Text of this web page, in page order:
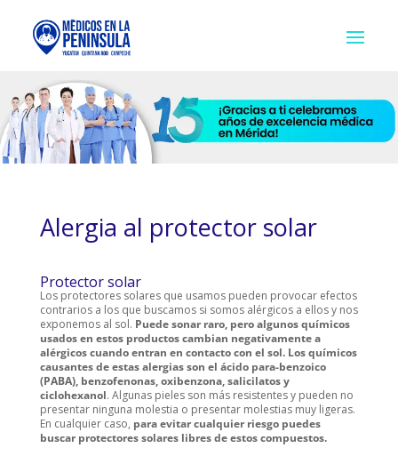
Alergia al protector solar
Protector solar
Los protectores solares que usamos pueden provocar efectos
contrarios a los que buscamos si somos alérgicos a ellos y nos
exponemos al sol. Puede sonar raro, pero algunos químicos
usados en estos productos cambian negativamente a
alérgicos cuando entran en contacto con el sol. Los químicos
causantes de estas alergias son el ácido para-benzoico
(PABA), benzofenonas, oxibenzona, salicilatos y
ciclohexanol. Algunas pieles son más resistentes y pueden no
presentar ninguna molestia o presentar molestias muy ligeras.
En cualquier caso, para evitar cualquier riesgo puedes
buscar protectores solares libres de estos compuestos.